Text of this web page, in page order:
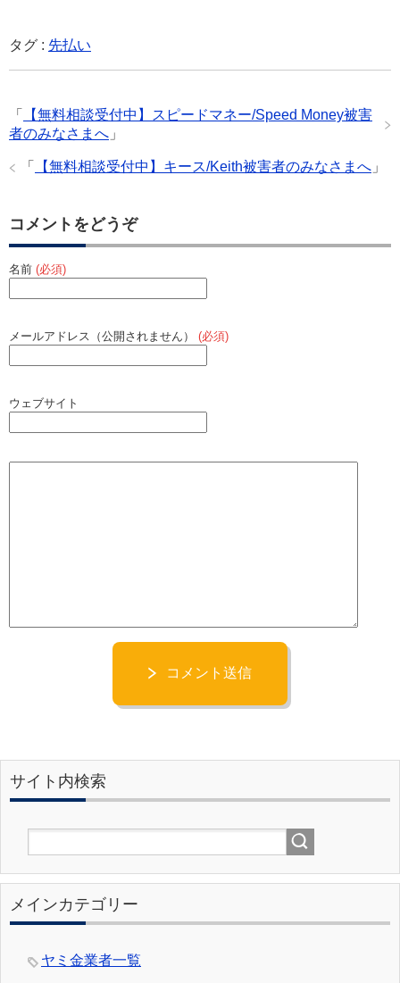
c
e
o
o
k
tt
er n
タグ : 先払い
「
【無料相談受付中】スピードマネー/Speed Money被害
者のみなさまへ 」
「 【無料相談受付中】キース/Keith被害者のみなさまへ 」
コメントをどうぞ
名前 (必須)
メールアドレス（公開されません） (必須)
ウェブサイト
コメント送信
サイト内検索
メインカテゴリー
ヤミ金業者一覧